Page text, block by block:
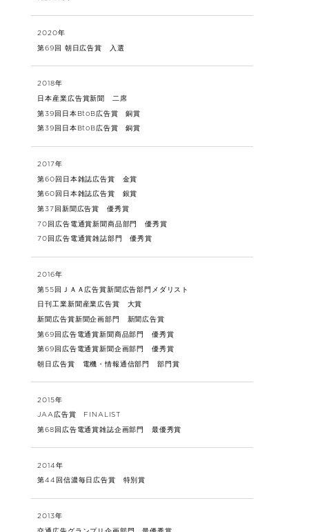
2020年
第69回 朝日広告賞 入選
2018年
日本産業広告賞新聞 二席
第39回日本BtoB広告賞 銅賞
第39回日本BtoB広告賞 銅賞
2017年
第60回日本雑誌広告賞 金賞
第60回日本雑誌広告賞 銀賞
第37回新聞広告賞 優秀賞
70回広告電通賞新聞商品部門 優秀賞
70回広告電通賞雑誌部門 優秀賞
2016年
第55回ＪＡＡ広告賞新聞広告部門メダリスト
日刊工業新聞産業広告賞 大賞
新聞広告賞新聞企画部門 新聞広告賞
第69回広告電通賞新聞商品部門 優秀賞
第69回広告電通賞新聞企画部門 優秀賞
朝日広告賞 電機・情報通信部門 部門賞
2015年
JAA広告賞 FINALIST
第68回広告電通賞雑誌企画部門 最優秀賞
2014年
第44回信濃毎日広告賞 特別賞
2013年